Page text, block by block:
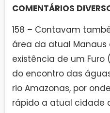
COMENTÁRIOS
158 – Contavam
área da atual Manaus
existência de um Furo
do encontro das
rio Amazonas, por
rápido a atual cidade